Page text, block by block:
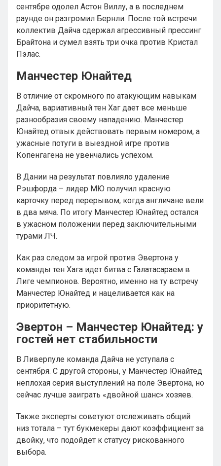
сентябре одолел Астон Виллу, а в последнем
раунде он разгромил Бернли. После той встречи
коллектив Дайча сдержал агрессивный прессинг
Брайтона и сумел взять три очка против Кристал
Пэлас.
Манчестер Юнайтед
В отличие от скромного по атакующим навыкам
Дайча, вариативный тен Хаг дает все меньше
разнообразия своему нападению. Манчестер
Юнайтед отвык действовать первым номером, а
ужасные потуги в выездной игре против
Копенгагена не увенчались успехом.
В Дании на результат повлияло удаление
Рэшфорда – лидер МЮ получил красную
карточку перед перерывом, когда англичане вели
в два мяча. По итогу Манчестер Юнайтед остался
в ужасном положении перед заключительными
турами ЛЧ.
Как раз следом за игрой против Эвертона у
команды тен Хага идет битва с Галатасараем в
Лиге чемпионов. Вероятно, именно на ту встречу
Манчестер Юнайтед и нацеливается как на
приоритетную.
Эвертон – Манчестер Юнайтед: у
гостей нет стабильности
В Ливерпуле команда Дайча не уступала с
сентября. С другой стороны, у Манчестер Юнайтед
неплохая серия выступлений на поле Эвертона, но
сейчас лучше заиграть «двойной шанс» хозяев.
Также эксперты советуют отслеживать общий
низ тотала – тут букмекеры дают коэффициент за
двойку, что подойдет к статусу рискованного
выбора.